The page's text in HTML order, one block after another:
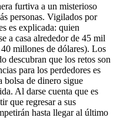
furtiva a un misterioso
personas. Vigilados por
es explicada: quien
a casa alrededor de 45 mil
millones de dólares). Los
descubran que los retos son
para los perdedores es
bolsa de dinero sigue
Al darse cuenta que es
que regresar a sus
hasta llegar al último